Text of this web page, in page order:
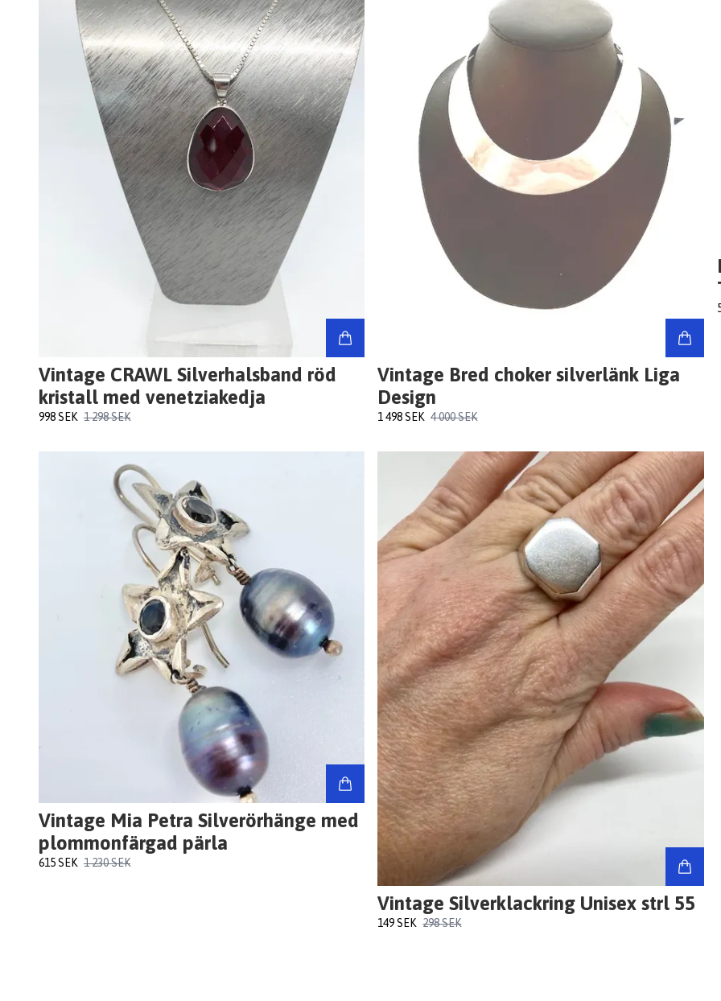
Vintage CRAWL Silverhalsband röd
kristall med venetziakedja
998 SEK 1 298 SEK
Vintage Bred choker silverlänk Liga
Design
1 498 SEK 4 000 SEK
Vintage Mia Petra Silverörhänge med
plommonfärgad pärla
615 SEK 1 230 SEK
Vintage Silverklackring Unisex strl 55
149 SEK 298 SEK